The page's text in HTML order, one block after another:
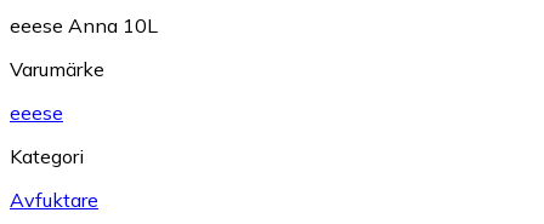
eeese Anna 10L
Varumärke
eeese
Kategori
Avfuktare